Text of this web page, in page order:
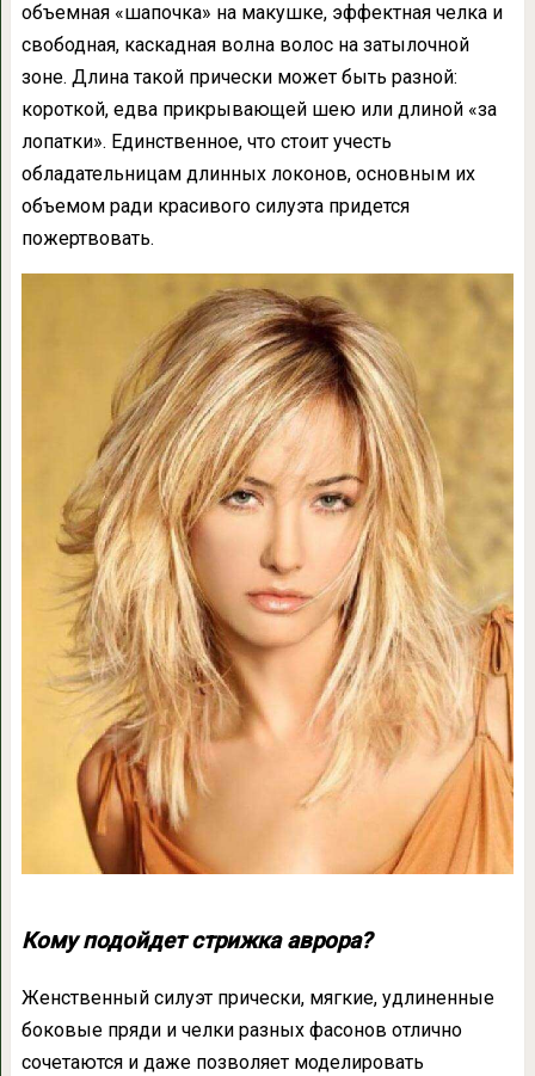
объемная «шапочка» на макушке, эффектная челка и
свободная, каскадная волна волос на затылочной
зоне. Длина такой прически может быть разной:
короткой, едва прикрывающей шею или длиной «за
лопатки». Единственное, что стоит учесть
обладательницам длинных локонов, основным их
объемом ради красивого силуэта придется
пожертвовать.
Кому подойдет стрижка аврора?
Женственный силуэт прически, мягкие, удлиненные
боковые пряди и челки разных фасонов отлично
сочетаются и даже позволяет моделировать